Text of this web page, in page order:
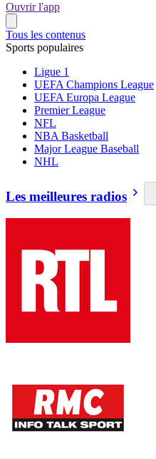
Ouvrir l'app
Tous les contenus
Sports populaires
Ligue 1
UEFA Champions League
UEFA Europa League
Premier League
NFL
NBA Basketball
Major League Baseball
NHL
Les meilleures radios